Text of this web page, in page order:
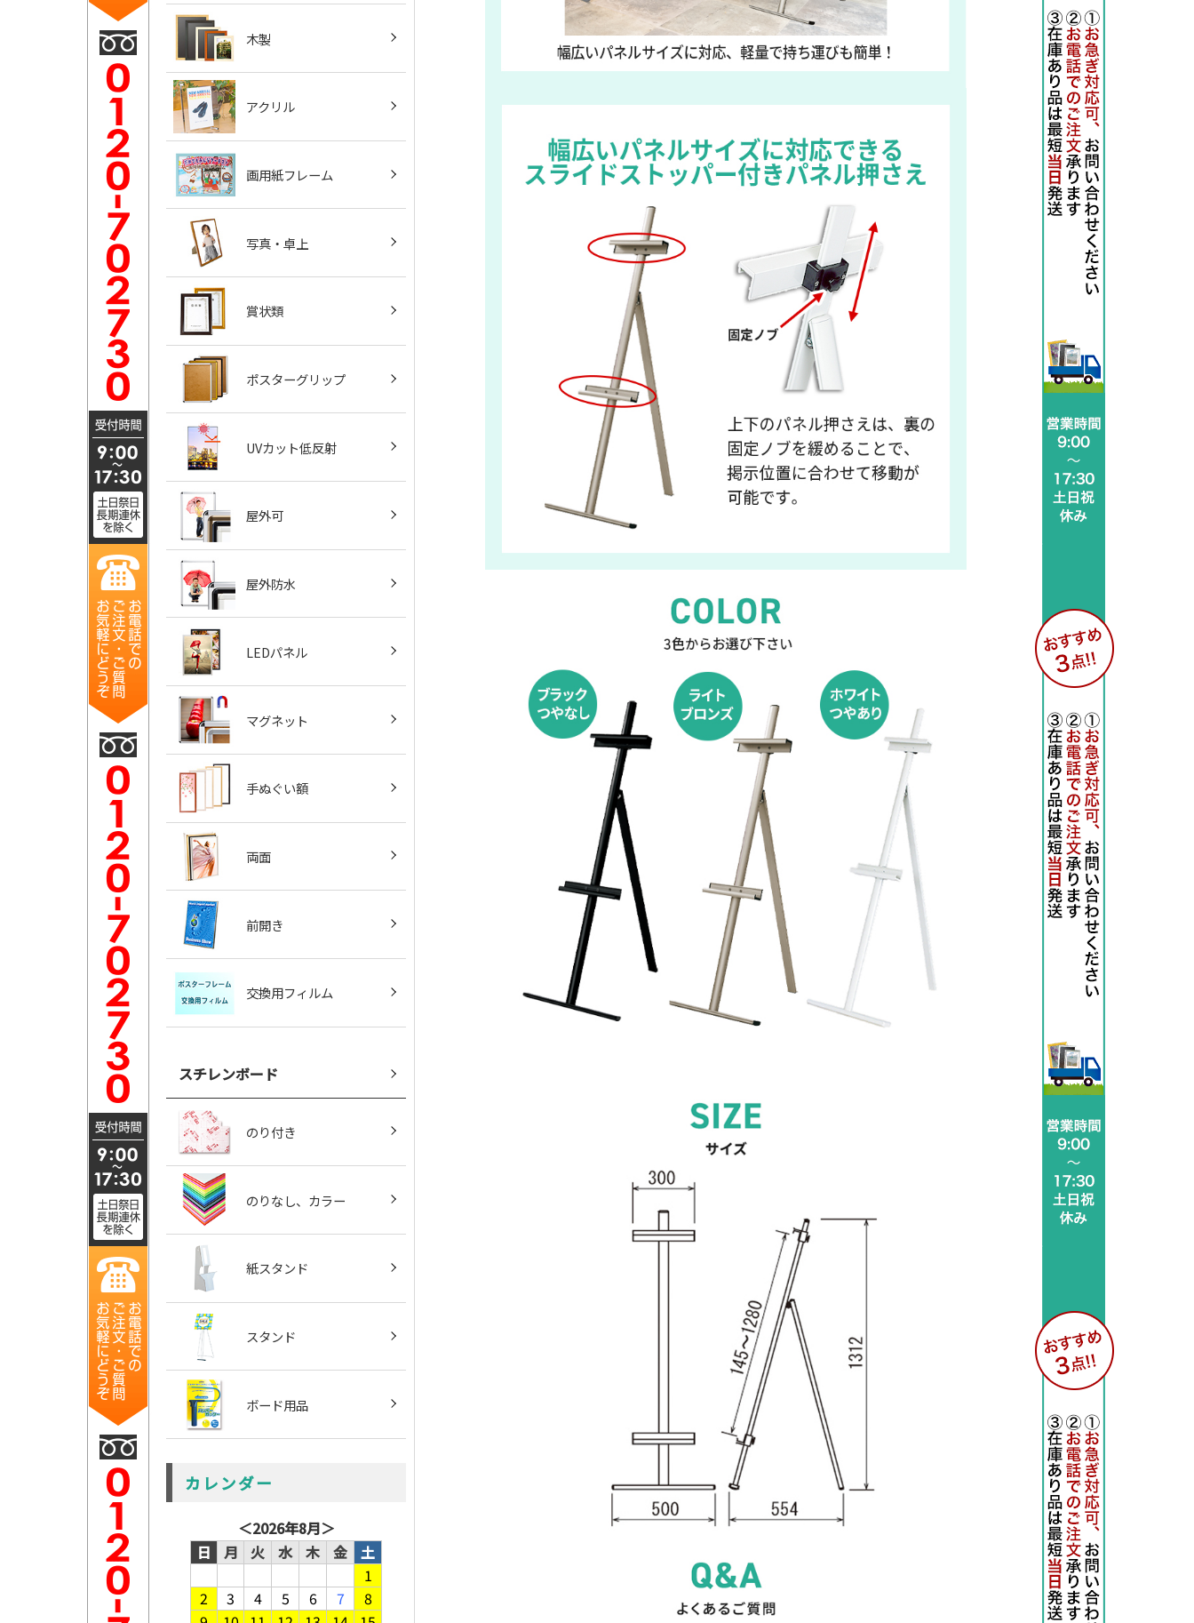
木製
アクリル
画用紙フレーム
写真・卓上
賞状類
ポスターグリップ
UVカット低反射
屋外可
屋外防水
LEDパネル
マグネット
手ぬぐい額
両面
前開き
交換用フィルム
スチレンボード
のり付き
のりなし、カラー
紙スタンド
スタンド
ボード用品
カレンダー
＜2026年8月＞
日
月 火 水 木 金
土
1
2
3 4 5 6 7
8